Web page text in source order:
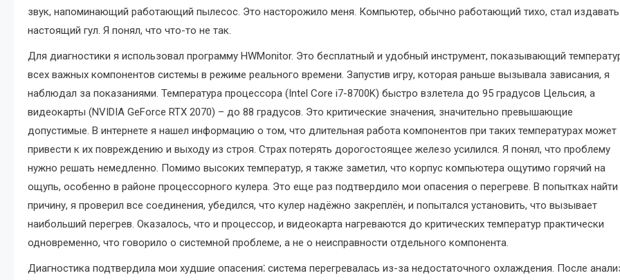
звук, напоминающий работающий пылесос. Это насторожило меня. Компьютер, обычно работающий тихо, стал издавать
настоящий гул. Я понял, что что-то не так.
Для диагностики я использовал программу HWMonitor. Это бесплатный и удобный инструмент, показывающий
всех важных компонентов системы в режиме реального времени. Запустив игру, которая раньше вызывала зависания, я
наблюдал за показаниями. Температура процессора (Intel Core i7-8700K) быстро взлетела до 95 градусов Цельсия, а
видеокарты (NVIDIA GeForce RTX 2070) – до 88 градусов. Это критические значения, значительно превышающие
допустимые. В интернете я нашел информацию о том, что длительная работа компонентов при таких температурах может
привести к их повреждению и выходу из строя. Страх потерять дорогостоящее железо усилился. Я понял, что проблему
нужно решать немедленно. Помимо высоких температур, я также заметил, что корпус компьютера ощутимо горячий на
ощупь, особенно в районе процессорного кулера. Это еще раз подтвердило мои опасения о перегреве. В попытках найти
причину, я проверил все соединения, убедился, что кулер надёжно закреплён, и попытался установить, что вызывает
наибольший перегрев. Оказалось, что и процессор, и видеокарта нагреваются до критических температур практически
одновременно, что говорило о системной проблеме, а не о неисправности отдельного компонента.
Диагностика подтвердила мои худшие опасения⁚ система перегревалась из-за недостаточного охлаждения. После